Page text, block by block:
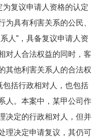
为复议申请人资格的认定
为具有利害关系的公民、
人”，具备复议申请人资
对人合法权益的同时，客
其他利害关系人的合法权
包括行政相对人，也包括
人。本案中，某甲公司作
决定的行政相对人，但并
理决定申请复议，其仍可